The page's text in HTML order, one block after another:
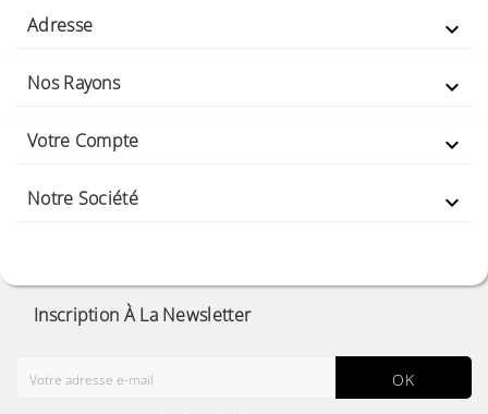
Adresse 
Nos Rayons 
Votre Compte 
Notre Société 
Inscription À La Newsletter
OK